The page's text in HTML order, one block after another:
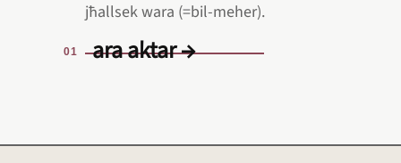
jħallsek wara (=bil‑meher).
ara aktar →